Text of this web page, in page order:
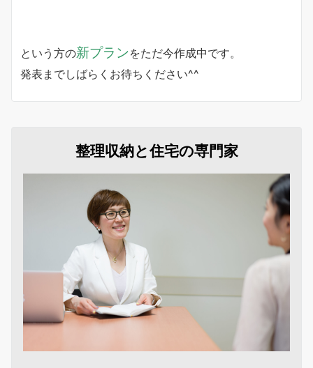
という方の新プランをただ今作成中です。
発表までしばらくお待ちください^^
整理収納と住宅の専門家